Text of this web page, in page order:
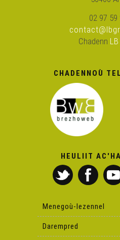
Brezhoneg bemdez
Brezhoneg bemdez
Bon anniversaire en
Brezhoneg bemdez
Brezhoneg bemdez
02 97 59
Chadenn
CHADENNOÙ
HEULIIT
Menegoù-lezennel
Darempred